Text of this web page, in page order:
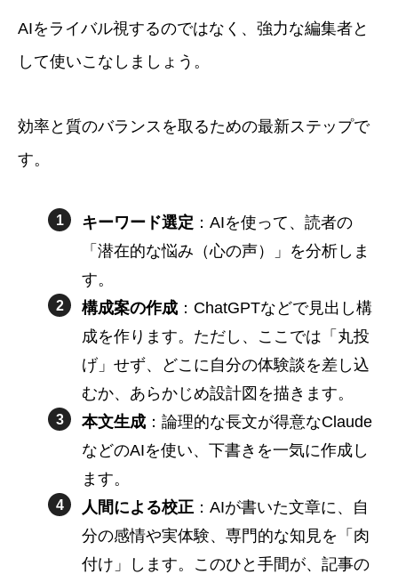
AIをライバル視するのではなく、強力な編集者と
して使いこなしましょう。
効率と質のバランスを取るための最新ステップで
す。
キーワード選定 ：AIを使って、読者の
「潜在的な悩み（心の声）」を分析しま
す。
構成案の作成 ：ChatGPTなどで見出し構
成を作ります。ただし、ここでは「丸投
げ」せず、どこに自分の体験談を差し込
むか、あらかじめ設計図を描きます。
本文生成 ：論理的な長文が得意なClaude
などのAIを使い、下書きを一気に作成し
ます。
人間による校正 ：AIが書いた文章に、自
分の感情や実体験、専門的な知見を「肉
付け」します。このひと手間が、記事の